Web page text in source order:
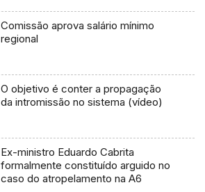
Comissão aprova salário mínimo
regional
O objetivo é conter a propagação
da intromissão no sistema (vídeo)
Ex-ministro Eduardo Cabrita
formalmente constituído arguido no
caso do atropelamento na A6